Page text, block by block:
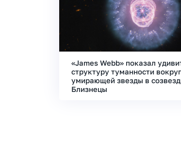
«James Webb» показал
структуру туманности вокруг
умирающей звезды в
Близнецы